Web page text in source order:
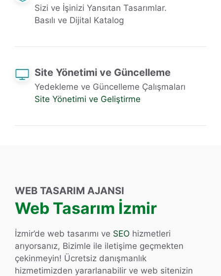
Sizi ve İşinizi Yansıtan Tasarımlar.
Basılı ve Dijital Katalog
Site Yönetimi ve Güncelleme
Yedekleme ve Güncelleme Çalışmaları
Site Yönetimi ve Geliştirme
WEB TASARIM AJANSI
Web Tasarım İzmir
İzmir’de web tasarımı ve SEO hizmetleri
arıyorsanız, Bizimle ile iletişime geçmekten
çekinmeyin! Ücretsiz danışmanlık
hizmetimizden yararlanabilir ve web sitenizin